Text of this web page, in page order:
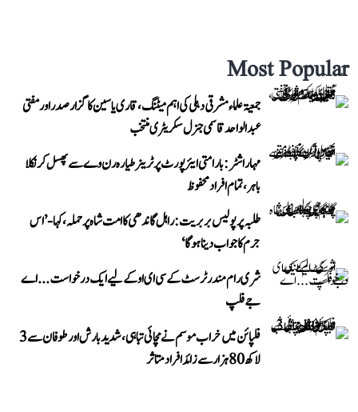
Most Popular
جمعیۃ علماء مشرقی دہلی کی اہم میٹنگ، قاری یاسین کا گزار صدر اور مفتی
عبد الواحد قاسمی جنرل سکریٹری منتخب
مہاراشٹر: بارامتی ایئرپورٹ پر ٹرینر طیارہ رن وے سے پھسل کر نکلا
باہر، تمام افراد محفوظ
طلبہ پر پولیس بربریت: راہل گاندھی کا امت شاہ پر حملہ، کہا- ’اس
جرم کا جواب دینا ہوگا‘
شری رام مندر ٹرسٹ کے سی ای او کے لیے ایک درخواست...اے
جے فلپ
فلپائن میں خراب موسم نے مچائی تباہی، شدید بارش اور طوفان سے 3
لاکھ 80 ہزار سے زائد افراد متاثر